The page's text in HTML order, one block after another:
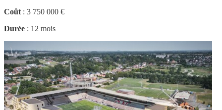
Coût : 3 750 000 €
Durée : 12 mois